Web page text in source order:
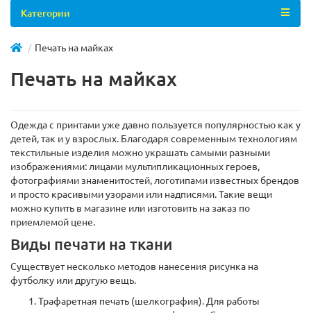
Категории
Печать на майках
Печать на майках
Одежда с принтами уже давно пользуется популярностью как у
детей, так и у взрослых. Благодаря современным технологиям
текстильные изделия можно украшать самыми разными
изображениями: лицами мультипликационных героев,
фотографиями знаменитостей, логотипами известных брендов
и просто красивыми узорами или надписями. Такие вещи
можно купить в магазине или изготовить на заказ по
приемлемой цене.
Виды печати на ткани
Существует несколько методов нанесения рисунка на
футболку или другую вещь.
Трафаретная печать (шелкография). Для работы